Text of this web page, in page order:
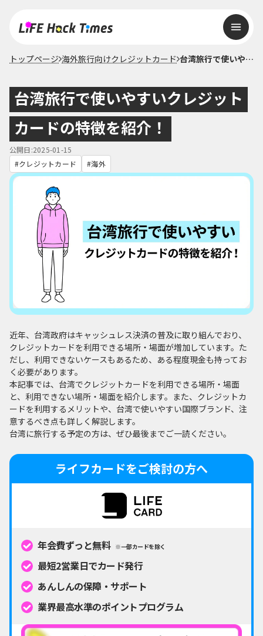
トップページ 海外旅行向けクレジットカード 台湾旅行で使いやすいクレジットカードの特徴を紹介！
台湾旅行で使いやすいクレジット
カードの特徴を紹介！
公開日:2025-01-15
クレジットカード
海外
近年、台湾政府はキャッシュレス決済の普及に取り組んでおり、
クレジットカードを利用できる場所・場面が増加しています。た
だし、利用できないケースもあるため、ある程度現金も持ってお
く必要があります。
本記事では、台湾でクレジットカードを利用できる場所・場面
と、利用できない場所・場面を紹介します。また、クレジットカ
ードを利用するメリットや、台湾で使いやすい国際ブランド、注
意するべき点も詳しく解説します。
台湾に旅行する予定の方は、ぜひ最後までご一読ください。
ライフカードをご検討の方へ
年会費ずっと無料 ※一部カードを除く
最短2営業日でカード発行
あんしんの保障・サポート
業界最高水準のポイントプログラム